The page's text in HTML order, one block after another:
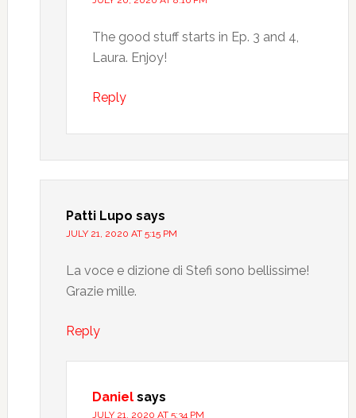
The good stuff starts in Ep. 3 and 4,
Laura. Enjoy!
Reply
Patti Lupo says
JULY 21, 2020 AT 5:15 PM
La voce e dizione di Stefi sono bellissime!
Grazie mille.
Reply
Daniel says
JULY 21, 2020 AT 5:34 PM